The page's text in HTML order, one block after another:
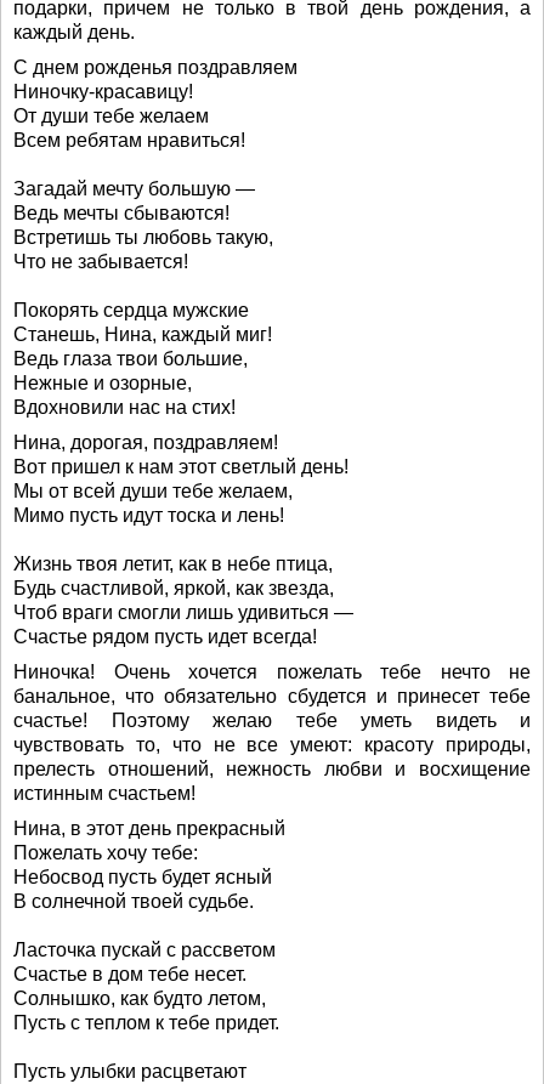
подарки, причем не только в твой день рождения, а
каждый день.
С днем рожденья поздравляем
Ниночку-красавицу!
От души тебе желаем
Всем ребятам нравиться!
Загадай мечту большую —
Ведь мечты сбываются!
Встретишь ты любовь такую,
Что не забывается!
Покорять сердца мужские
Станешь, Нина, каждый миг!
Ведь глаза твои большие,
Нежные и озорные,
Вдохновили нас на стих!
Нина, дорогая, поздравляем!
Вот пришел к нам этот светлый день!
Мы от всей души тебе желаем,
Мимо пусть идут тоска и лень!
Жизнь твоя летит, как в небе птица,
Будь счастливой, яркой, как звезда,
Чтоб враги смогли лишь удивиться —
Счастье рядом пусть идет всегда!
Ниночка! Очень хочется пожелать тебе нечто не
банальное, что обязательно сбудется и принесет тебе
счастье! Поэтому желаю тебе уметь видеть и
чувствовать то, что не все умеют: красоту природы,
прелесть отношений, нежность любви и восхищение
истинным счастьем!
Нина, в этот день прекрасный
Пожелать хочу тебе:
Небосвод пусть будет ясный
В солнечной твоей судьбе.
Ласточка пускай с рассветом
Счастье в дом тебе несет.
Солнышко, как будто летом,
Пусть с теплом к тебе придет.
Пусть улыбки расцветают